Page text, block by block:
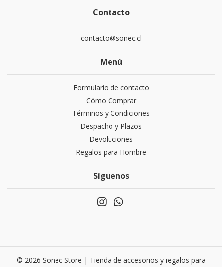
Contacto
contacto@sonec.cl
Menú
Formulario de contacto
Cómo Comprar
Términos y Condiciones
Despacho y Plazos
Devoluciones
Regalos para Hombre
Síguenos
© 2026 Sonec Store | Tienda de accesorios y regalos para